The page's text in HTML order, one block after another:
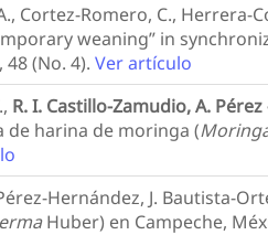
Cortez-Romero, C., Herrera-
weaning” in
48 (No. 4).Ver artículo
R. I. Castillo-Zamudio, A.
de harina de moringa (
Hernández, J. Bautista-
Huber) en Campeche,